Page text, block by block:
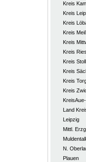
Kreis
Kreis
Kreis
Kreis
Kreis
Kreis
Kreis
Kreis
Kreis
Kreis
Land
Leipzig
Mittl.
N.
Plauen